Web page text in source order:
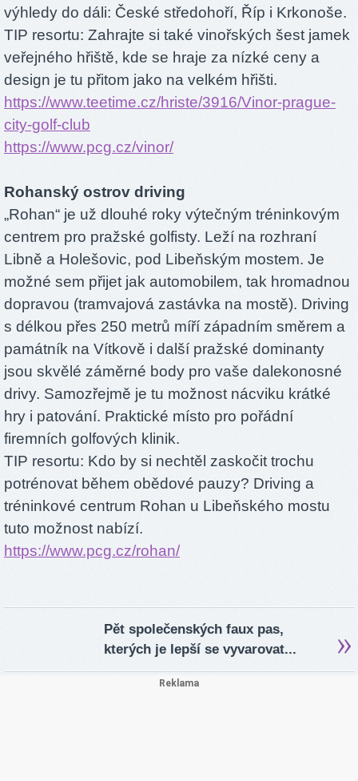
výhledy do dáli: České středohoří, Říp i Krkonoše.
TIP resortu: Zahrajte si také vinořských šest jamek
veřejného hřiště, kde se hraje za nízké ceny a
design je tu přitom jako na velkém hřišti.
https://www.teetime.cz/hriste/3916/Vinor-prague-
city-golf-club
https://www.pcg.cz/vinor/
Rohanský ostrov driving
„Rohan“ je už dlouhé roky výtečným tréninkovým
centrem pro pražské golfisty. Leží na rozhraní
Libně a Holešovic, pod Libeňským mostem. Je
možné sem přijet jak automobilem, tak hromadnou
dopravou (tramvajová zastávka na mostě). Driving
s délkou přes 250 metrů míří západním směrem a
památník na Vítkově i další pražské dominanty
jsou skvělé záměrné body pro vaše dalekonosné
drivy. Samozřejmě je tu možnost nácviku krátké
hry i patování. Praktické místo pro pořádní
firemních golfových klinik.
TIP resortu: Kdo by si nechtěl zaskočit trochu
potrénovat během obědové pauzy? Driving a
tréninkové centrum Rohan u Libeňského mostu
tuto možnost nabízí.
https://www.pcg.cz/rohan/
Pět společenských faux pas,
kterých je lepší se vyvarovat...